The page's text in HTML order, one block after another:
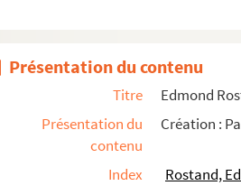
de régie
Présentation du contenu
Titre
Edmond
Présentation du
contenu
Création :
Index Rostand,